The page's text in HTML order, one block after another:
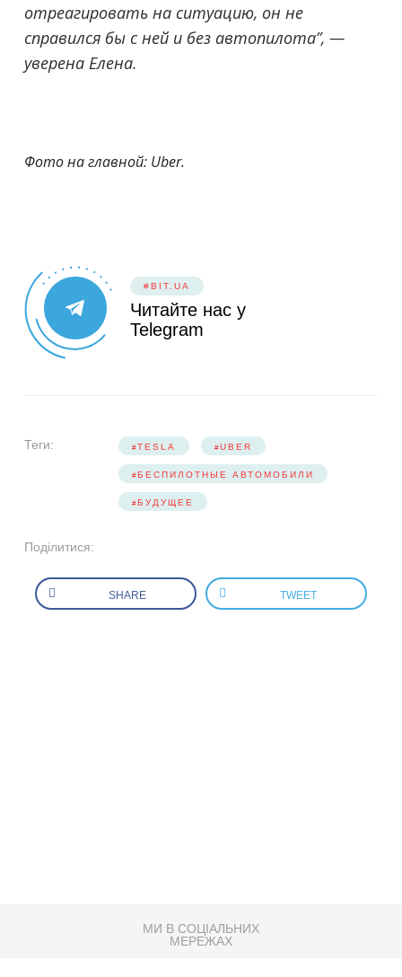
отреагировать на ситуацию, он не
справился бы с ней и без автопилота”, —
уверена Елена.
Фото на главной: Uber.
#BIT.UA
Читайте нас у
Telegram
Теги: TESLA UBER
БЕСПИЛОТНЫЕ АВТОМОБИЛИ
БУДУЩЕЕ
Поділитися:
SHARE TWEET
МИ В СОЦІАЛЬНИХ
МЕРЕЖАХ